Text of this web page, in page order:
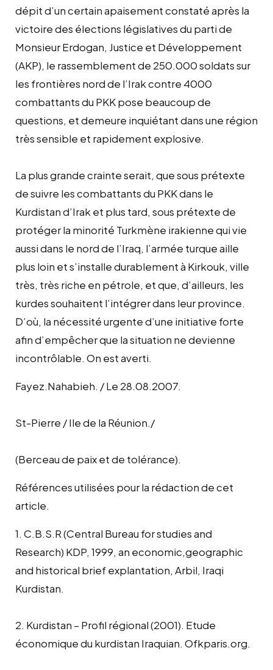
dépit d’un certain apaisement constaté après la
victoire des élections législatives du parti de
Monsieur Erdogan, Justice et Développement
(AKP), le rassemblement de 250.000 soldats sur
les frontières nord de l’Irak contre 4000
combattants du PKK pose beaucoup de
questions, et demeure inquiétant dans une région
très sensible et rapidement explosive.
La plus grande crainte serait, que sous prétexte
de suivre les combattants du PKK dans le
Kurdistan d’Irak et plus tard, sous prétexte de
protéger la minorité Turkmène irakienne qui vie
aussi dans le nord de l’Iraq, l’armée turque aille
plus loin et s’installe durablement à Kirkouk, ville
très, très riche en pétrole, et que, d’ailleurs, les
kurdes souhaitent l’intégrer dans leur province.
D’où, la nécessité urgente d’une initiative forte
afin d’empêcher que la situation ne devienne
incontrôlable. On est averti.
Fayez.Nahabieh. / Le 28.08.2007.
St-Pierre / Ile de la Réunion./
(Berceau de paix et de tolérance).
Références utilisées pour la rédaction de cet
article.
1. C.B.S.R (Central Bureau for studies and
Research) KDP, 1999, an economic,geographic
and historical brief explantation, Arbil, Iraqi
Kurdistan.
2. Kurdistan – Profil régional (2001). Etude
économique du kurdistan Iraquian. Ofkparis.org.